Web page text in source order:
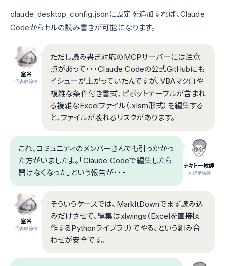
claude_desktop_config.jsonに設定を追加すれば、Claude
Codeからセルの読み書きが可能になります。
室谷
代表取締役
ただし読み書き対応のMCPサーバーには注意
点があって・・・Claude Codeの公式GitHubにも
イシューが上がっていたんですが、VBAマクロや
複雑な条件付き書式、ピボットテーブルが含まれ
る複雑なExcelファイル（.xlsm形式）を編集する
と、ファイルが壊れるリスクがあります。
テキトー教師
.AI認定講師
これ、コミュニティのメンバーさんでも引っかかっ
た方がいましたよ。「Claude Codeで編集したら
開けなくなった」という報告が・・・
室谷
代表取締役
そういうケースでは、MarkItDownでまず読み込
みだけさせて、編集はxlwings（Excelを直接操
作するPythonライブラリ）でやる、という組み合
わせが安全です。